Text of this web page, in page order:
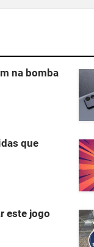
na bomba
que
este jogo